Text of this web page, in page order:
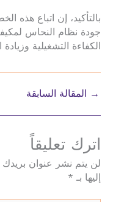
بالتأكيد، إن اتباع هذه
جودة نظام النحاس
الكفاءة التشغيلية
→ المقالة السابقة
اترك تعليقاً
لن يتم نشر عنوان بريدك
إليها بـ *